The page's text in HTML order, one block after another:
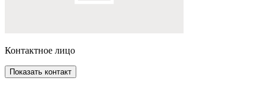
Контактное лицо
Показать контакт